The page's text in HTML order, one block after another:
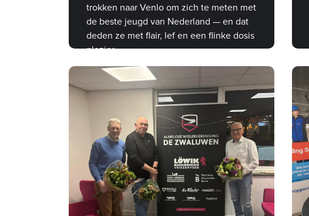
trokken naar Venlo om zich te meten met
de beste jeugd van Nederland — en dat
deden ze met flair, lef en een flinke dosis
plezier.